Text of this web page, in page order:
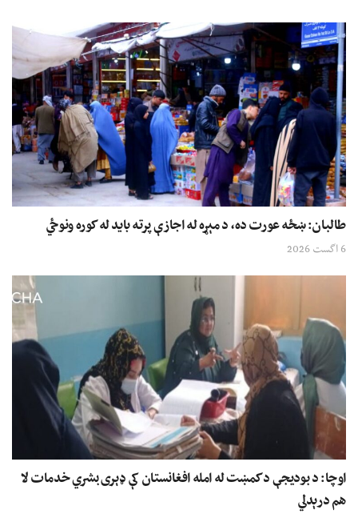
طالبان: ښځه عورت ده، د مېړه له اجازې پرته باید له کوره ونوځي
6 اگست 2026
اوچا: د بودیجې د کمښت له امله افغانستان کې ډېری بشري خدمات لا
هم درېدلي